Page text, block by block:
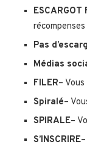
ESCARGOT
Pas
Médias
FILER–
Spiralé–
SPIRALE–
S’INSCRIRE